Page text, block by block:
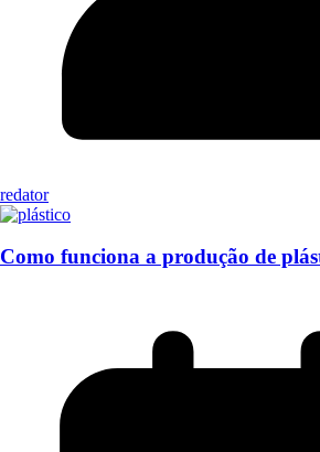
redator
Como funciona a produção de